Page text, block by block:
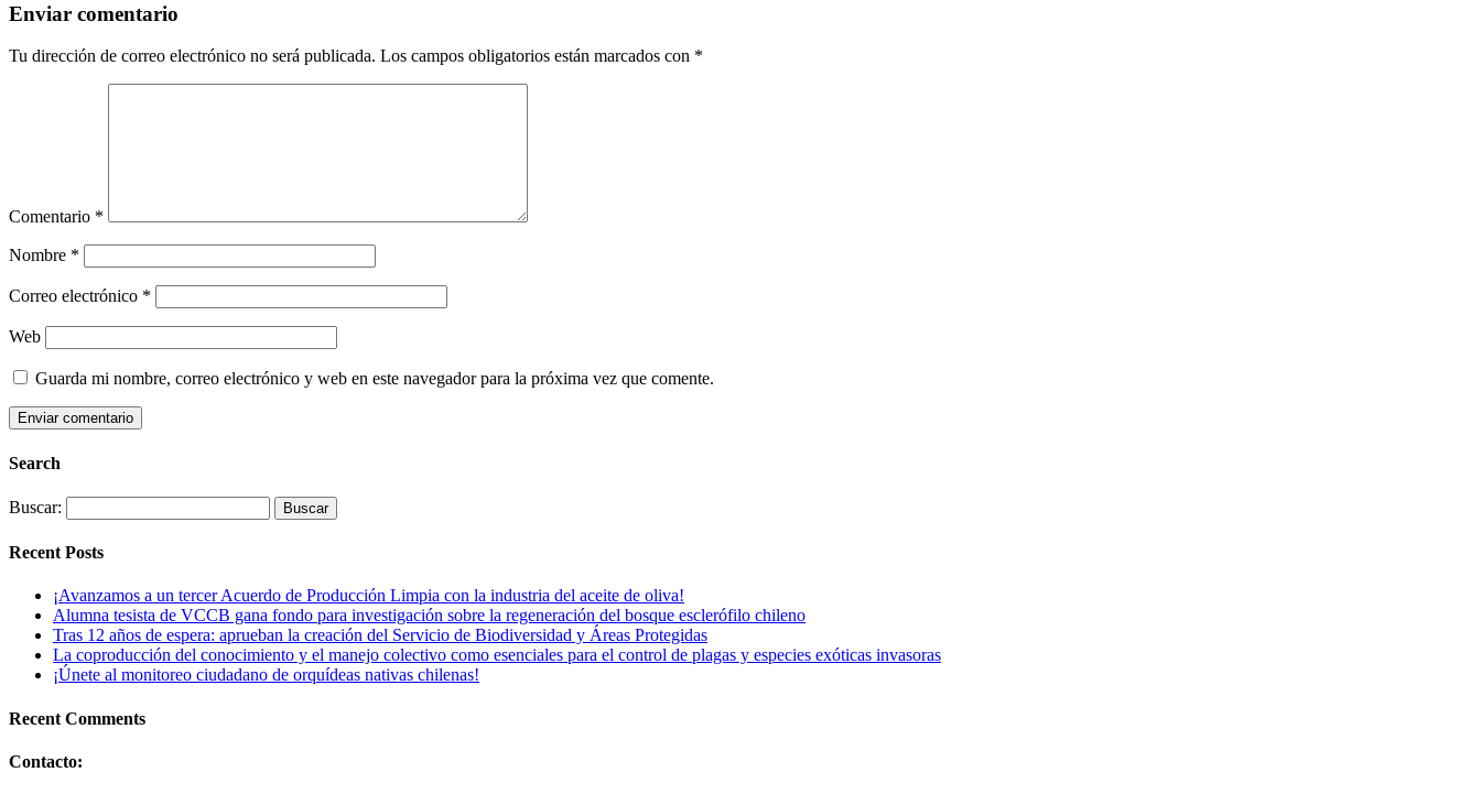
Enviar comentario
Tu dirección de correo electrónico no será publicada. Los campos obligatorios están marcados con *
Comentario *
Nombre *
Correo electrónico *
Web
Guarda mi nombre, correo electrónico y web en este navegador para la próxima vez que comente.
Search
Buscar:
Recent Posts
¡Avanzamos a un tercer Acuerdo de Producción Limpia con la industria del aceite de oliva!
Alumna tesista de VCCB gana fondo para investigación sobre la regeneración del bosque esclerófilo chileno
Tras 12 años de espera: aprueban la creación del Servicio de Biodiversidad y Áreas Protegidas
La coproducción del conocimiento y el manejo colectivo como esenciales para el control de plagas y especies exóticas invasoras
¡Únete al monitoreo ciudadano de orquídeas nativas chilenas!
Recent Comments
Contacto: